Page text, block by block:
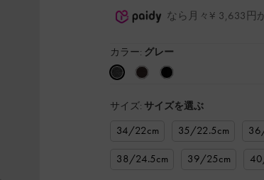
なら月々¥ 3,633円
カラー: グレー
サイズ: サイズを選ぶ
34/22cm 35/22.5cm
38/24.5cm
39/25cm